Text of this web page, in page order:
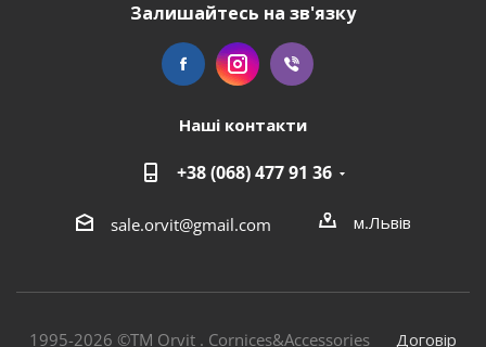
Залишайтесь на зв'язку
Наші контакти
+38 (068) 477 91 36
sale.orvit@gmail.com м.Львів
1995-2026 ©TM Orvit . Cornices&Accessories Договір